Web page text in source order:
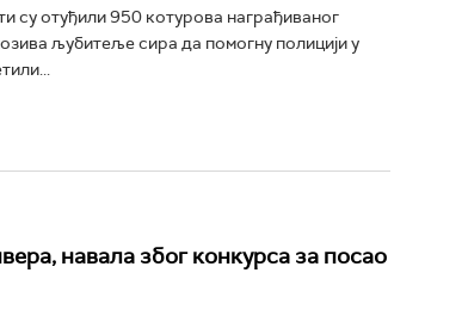
су отуђили 950 котурова награђиваног
љубитеље сира да помогну полицији у
навала због конкурса за посао